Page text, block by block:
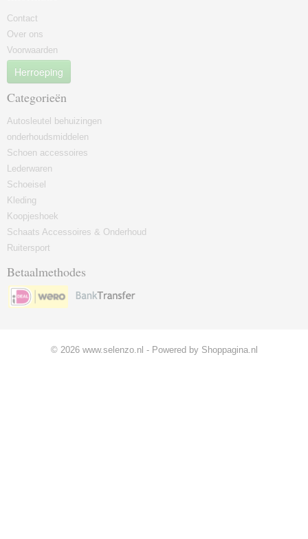
Contact
Over ons
Voorwaarden
Herroeping
Categorieën
Autosleutel behuizingen
onderhoudsmiddelen
Schoen accessoires
Lederwaren
Schoeisel
Kleding
Koopjeshoek
Schaats Accessoires & Onderhoud
Ruitersport
Betaalmethodes
© 2026 www.selenzo.nl - Powered by Shoppagina.nl